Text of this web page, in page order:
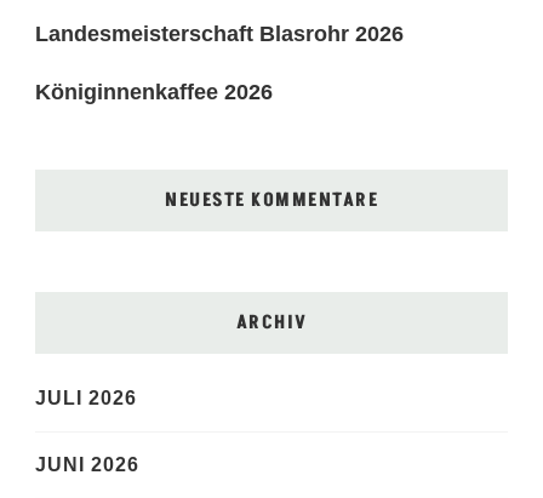
Landesmeisterschaft Blasrohr 2026
Königinnenkaffee 2026
NEUESTE KOMMENTARE
ARCHIV
JULI 2026
JUNI 2026